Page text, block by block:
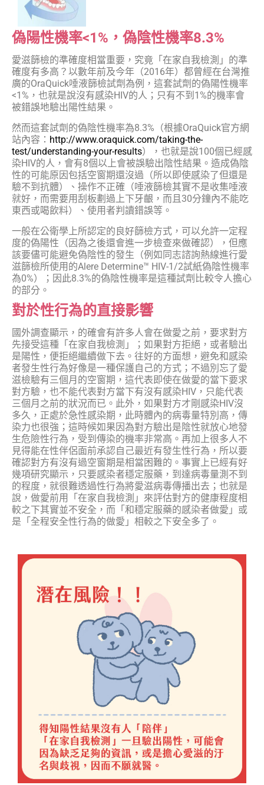
偽陽性機率<1%，偽陰性機率8.3%
愛滋篩檢的準確度相當重要，究竟「在家自我檢測」的準
確度有多高？以數年前及今年（2016年）都曾經在台灣推
廣的OraQuick唾液篩檢試劑為例，這套試劑的偽陽性機率
<1%，也就是說沒有感染HIV的人；只有不到1%的機率會
被錯誤地驗出陽性結果。
然而這套試劑的偽陰性機率為8.3%（根據OraQuick官方網
站內容： http://www.oraquick.com/taking-the-
test/understanding-your-results），也就是說100個已經感
染HIV的人，會有8個以上會被誤驗出陰性結果。造成偽陰
性的可能原因包括空窗期還沒過（所以即使感染了但還是
驗不到抗體）、操作不正確（唾液篩檢其實不是收集唾液
就好，而需要用刮板劃過上下牙齦，而且30分鐘內不能吃
東西或喝飲料）、使用者判讀錯誤等。
一般在公衛學上所認定的良好篩檢方式，可以允許一定程
度的偽陽性（因為之後還會進一步檢查來做確認），但應
該要儘可能避免偽陰性的發生（例如同志諮詢熱線進行愛
滋篩檢所使用的Alere Determine™ HIV-1/2試紙偽陰性機率
為0%）；因此8.3%的偽陰性機率是這種試劑比較令人擔心
的部分。
對於性行為的直接影響
國外調查顯示，的確會有許多人會在做愛之前，要求對方
先接受這種「在家自我檢測」；如果對方拒絕，或者驗出
是陽性，便拒絕繼續做下去。往好的方面想，避免和感染
者發生性行為好像是一種保護自己的方式；不過別忘了愛
滋檢驗有三個月的空窗期，這代表即使在做愛的當下要求
對方驗，也不能代表對方當下有沒有感染HIV，只能代表
三個月之前的狀況而已。此外，如果對方才剛感染HIV沒
多久，正處於急性感染期，此時體內的病毒量特別高，傳
染力也很強；這時候如果因為對方驗出是陰性就放心地發
生危險性行為，受到傳染的機率非常高。再加上很多人不
見得能在性伴侶面前承認自己最近有發生性行為，所以要
確認對方有沒有過空窗期是相當困難的。事實上已經有好
幾項研究顯示，只要感染者穩定服藥，到達病毒量測不到
的程度，就很難透過性行為將愛滋病毒傳播出去；也就是
說，做愛前用「在家自我檢測」來評估對方的健康程度相
較之下其實並不安全，而「和穩定服藥的感染者做愛」或
是「全程安全性行為的做愛」相較之下安全多了。